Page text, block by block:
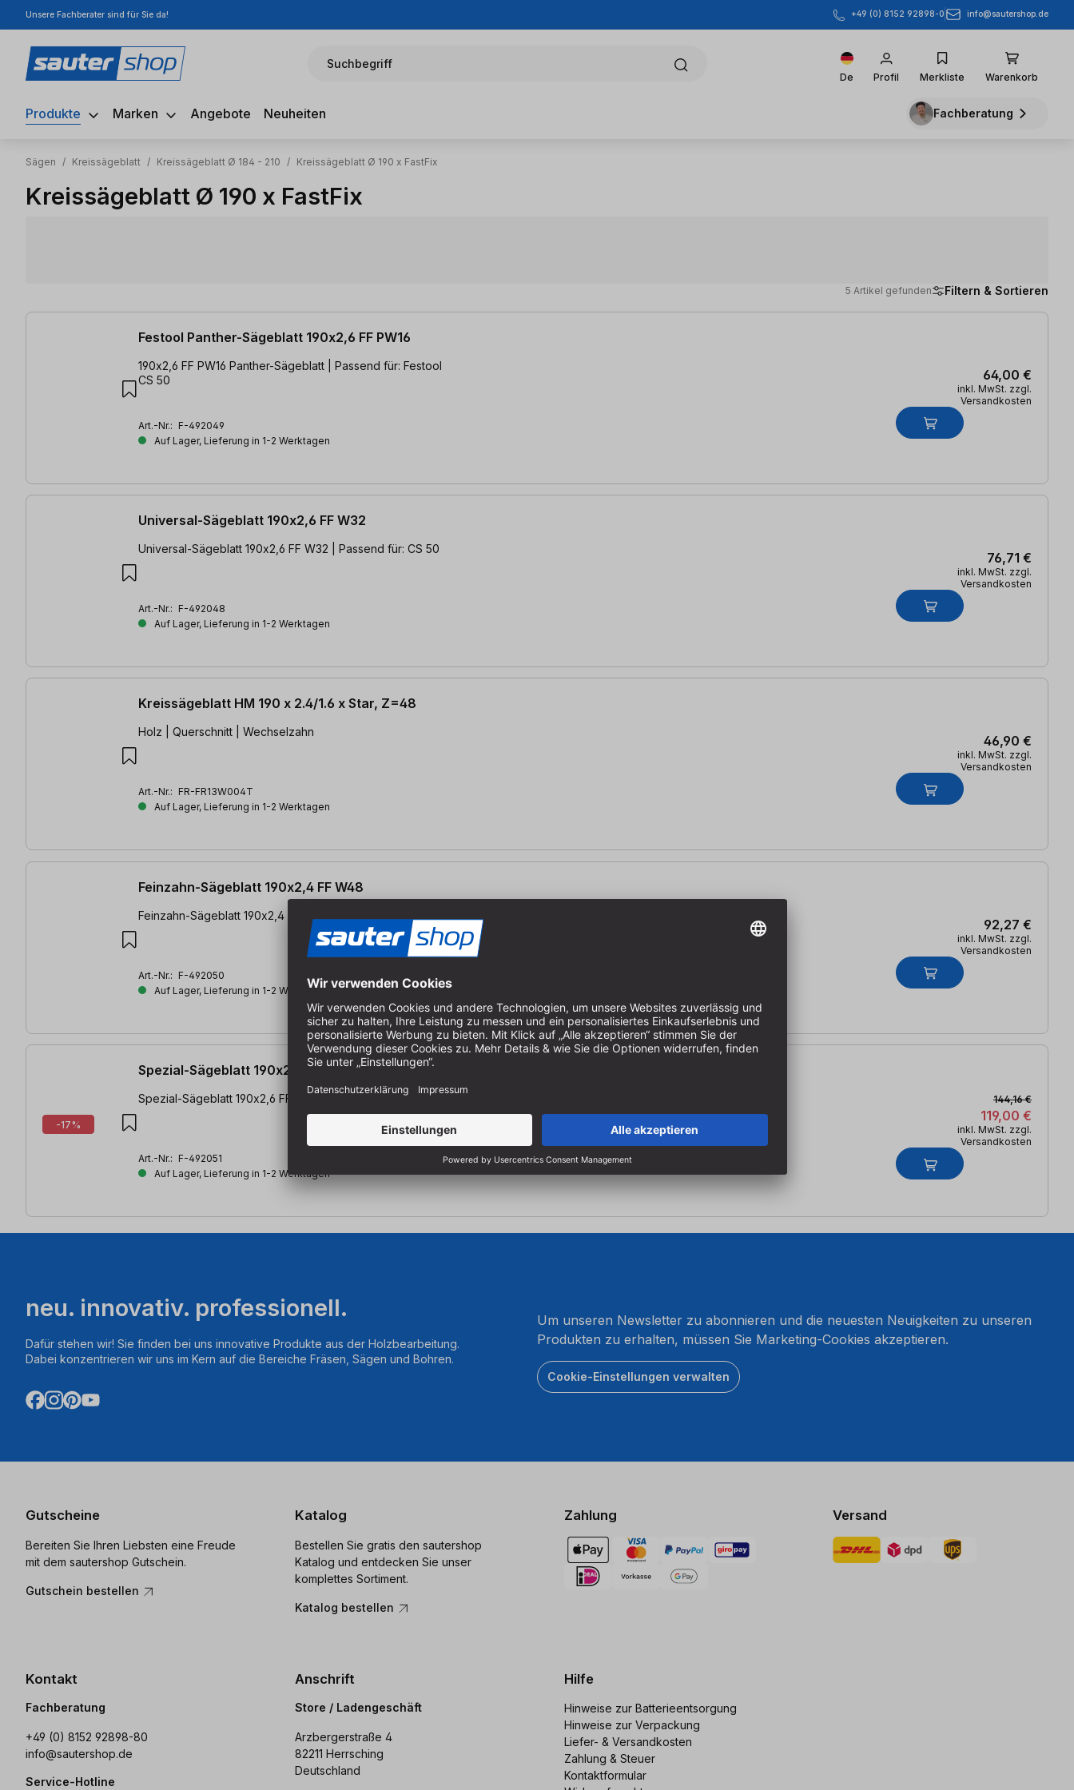
Hauptinhalt springen
Zur Suche springen
Zur Hauptnavigation springen
Unsere Fachberater sind für Sie da! +49 (0) 8152 92898-0 info@sautershop.de
Suchbegriff
De Profil Merkliste Warenkorb
Produkte Marken Angebote Neuheiten Fachberatung
Sägen / Kreissägeblatt / Kreissägeblatt Ø 184 - 210 / Kreissägeblatt Ø 190 x FastFix
Kreissägeblatt Ø 190 x FastFix
5 Artikel gefunden Filtern & Sortieren
5 Artikel gefunden
Festool Panther-Sägeblatt 190x2,6 FF PW16
190x2,6 FF PW16 Panther-Sägeblatt | Passend für: Festool
CS 50
Art.-Nr.: F-492049
Auf Lager, Lieferung in 1-2 Werktagen
64,00 €
inkl. MwSt. zzgl.
Versandkosten
Universal-Sägeblatt 190x2,6 FF W32
Universal-Sägeblatt 190x2,6 FF W32 | Passend für: CS 50
Art.-Nr.: F-492048
Auf Lager, Lieferung in 1-2 Werktagen
76,71 €
inkl. MwSt. zzgl.
Versandkosten
Kreissägeblatt HM 190 x 2.4/1.6 x Star, Z=48
Holz | Querschnitt | Wechselzahn
Art.-Nr.: FR-FR13W004T
Auf Lager, Lieferung in 1-2 Werktagen
46,90 €
inkl. MwSt. zzgl.
Versandkosten
Feinzahn-Sägeblatt 190x2,4 FF W48
Feinzahn-Sägeblatt 190x2,4 FF W48 | Passend für: CS 50
Art.-Nr.: F-492050
Auf Lager, Lieferung in 1-2 Werktagen
92,27 €
inkl. MwSt. zzgl.
Versandkosten
-17%
Spezial-Sägeblatt 190x2,6 FF TF58
Spezial-Sägeblatt 190x2,6 FF TF58 | Passend für: CS 50
Art.-Nr.: F-492051
Auf Lager, Lieferung in 1-2 Werktagen
119,00 €
144,16 €
inkl. MwSt. zzgl.
Versandkosten
neu. innovativ. professionell.
Dafür stehen wir! Sie finden bei uns innovative Produkte aus der Holzbearbeitung.
Dabei konzentrieren wir uns im Kern auf die Bereiche Fräsen, Sägen und Bohren.
Um unseren Newsletter zu abonnieren und die neuesten Neuigkeiten zu unseren
Produkten zu erhalten, müssen Sie Marketing-Cookies akzeptieren.
Cookie-Einstellungen verwalten
Gutscheine
Bereiten Sie Ihren Liebsten eine Freude
mit dem sautershop Gutschein.
Gutschein bestellen
Katalog
Bestellen Sie gratis den sautershop
Katalog und entdecken Sie unser
komplettes Sortiment.
Katalog bestellen
Zahlung Versand
Kontakt
Fachberatung
+49 (0) 8152 92898-80
info@sautershop.de
Service-Hotline
Anschrift
Store / Ladengeschäft
Arzbergerstraße 4
82211 Herrsching
Deutschland
Hilfe
Hinweise zur Batterieentsorgung
Hinweise zur Verpackung
Liefer- & Versandkosten
Zahlung & Steuer
Kontaktformular